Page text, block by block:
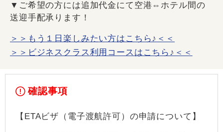
▼ご希望の方には追加代金にて空港⇔ホテル間の
送迎手配承ります！
＞＞もう１日楽しみたい方はこちら♪＜＜
＞＞ビジネスクラス利用コースはこちら♪＜＜
確認事項
【ETAビザ（電子渡航許可）の申請について】